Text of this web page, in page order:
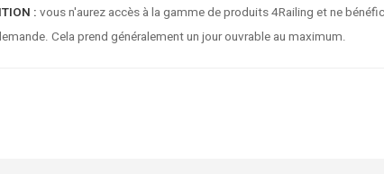
:vous n'aurez accès à la gamme de produits 4Railing et ne
Cela prend généralement un jour ouvrable au maximum.